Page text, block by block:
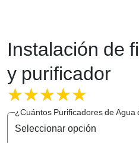
Instalación de
y purificador
Valorado en
5.00de 5
¿Cuántos Purificadores de Agua